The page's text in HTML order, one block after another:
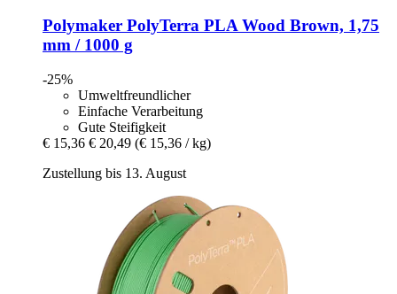
Polymaker PolyTerra PLA Wood Brown, 1,75
mm / 1000 g
-25%
Umweltfreundlicher
Einfache Verarbeitung
Gute Steifigkeit
€ 15,36 € 20,49 (€ 15,36 / kg)
Zustellung bis 13. August